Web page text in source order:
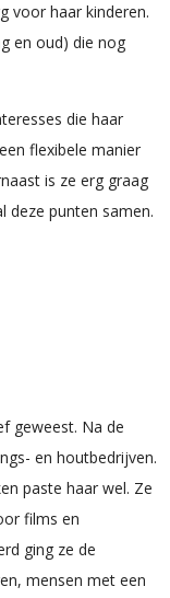
voor haar kinderen.
en oud) die nog
die haar
flexibele manier
is ze erg graag
deze punten samen.
geweest. Na de
en houtbedrijven.
paste haar wel. Ze
films en
ging ze de
mensen met een